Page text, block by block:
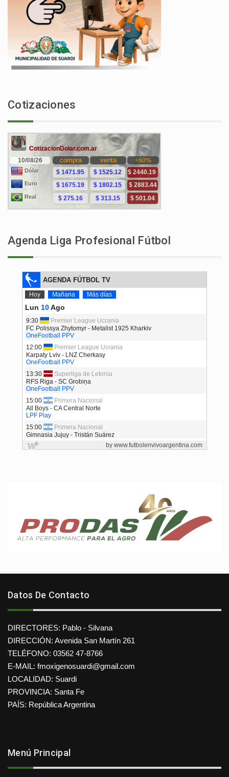
Cotizaciones
Agenda Liga Profesional Fútbol
Datos De Contacto
DIRECTORES: Pablo - Silvana
DIRECCIÓN: Avenida San Martín 261
TELÉFONO: 03562 47-8766
E-MAIL: fmoxigenosuardi@gmail.com
LOCALIDAD: Suardi
PROVINCIA: Santa Fe
PAÍS: República Argentina
Menú Principal